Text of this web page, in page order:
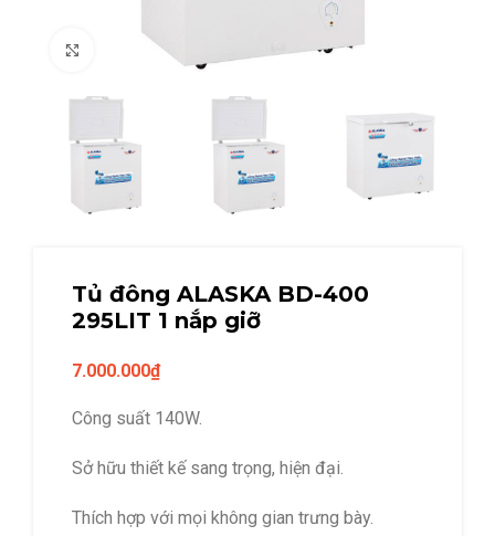
Click to enlarge
Tủ đông ALASKA BD-400
295LIT 1 nắp giỡ
7.000.000₫
Công suất 140W.
Sở hữu thiết kế sang trọng, hiện đại.
Thích hợp với mọi không gian trưng bày.